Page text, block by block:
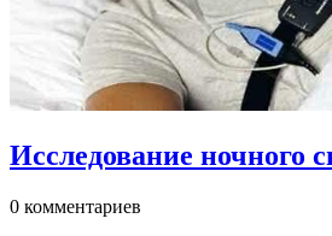
Исследование ночного
0 комментариев